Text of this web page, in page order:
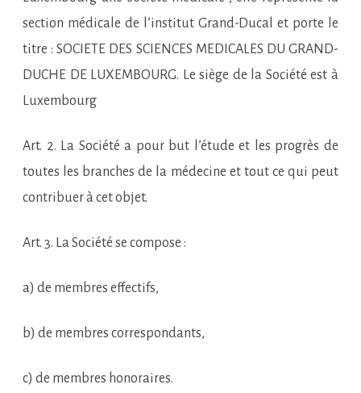
section médicale de l’institut Grand-Ducal et porte le
titre : SOCIETE DES SCIENCES MEDICALES DU GRAND-
DUCHE DE LUXEMBOURG. Le siège de la Société est à
Luxembourg
Art. 2. La Société a pour but l’étude et les progrès de
toutes les branches de la médecine et tout ce qui peut
contribuer à cet objet.
Art. 3. La Société se compose :
a) de membres effectifs,
b) de membres correspondants,
c) de membres honoraires.